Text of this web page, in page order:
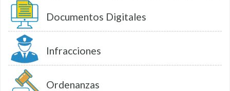
Documentos Digitales
Infracciones
Ordenanzas